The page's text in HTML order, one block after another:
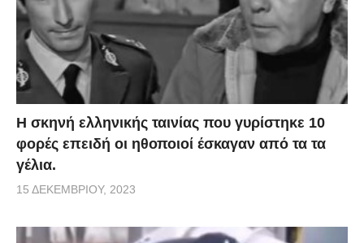
H σκηνή ελληνικής ταινίας που γυρίστηκε 10
φορές επειδή οι ηθοποιοί έσκαγαν από τα τα
γέλια.
15 ΔΕΚΕΜΒΡΊΟΥ, 2023